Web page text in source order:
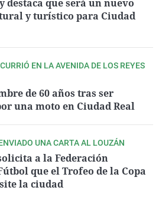
destaca que será un nuevo
y turístico para Ciudad
EN LA AVENIDA DE LOS REYES
de 60 años tras ser
una moto en Ciudad Real
UNA CARTA AL LOUZÁN
a la Federación
que el Trofeo de la Copa
la ciudad